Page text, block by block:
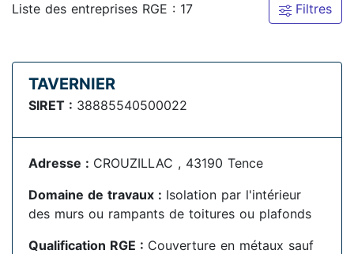
Liste des entreprises RGE : 17 Filtres
TAVERNIER
SIRET : 38885540500022
Adresse : CROUZILLAC , 43190 Tence
Domaine de travaux : Isolation par l'intérieur
des murs ou rampants de toitures ou plafonds
Qualification RGE : Couverture en métaux sauf